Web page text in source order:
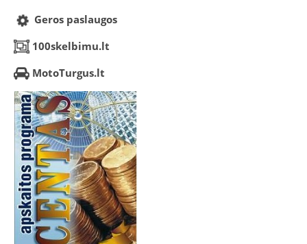
Geros paslaugos
100skelbimu.lt
MotoTurgus.lt